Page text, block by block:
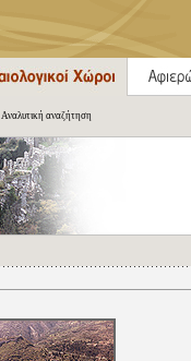
| Αναλυτική αναζήτηση